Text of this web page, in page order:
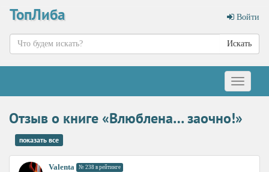
ТопЛиба Войти
Искать
Меню
Отзыв о книге «Влюблена… заочно!»
показать все
Valenta № 238 в рейтинге